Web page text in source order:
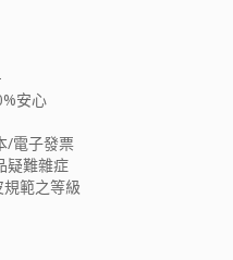
安心
/電子發票
疑難雜症
範之等級